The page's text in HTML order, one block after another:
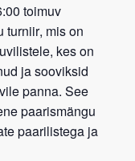
toimuv
turniir, mis on
kes on
ja sooviksid
panna. See
paarismängu
paarilistega ja